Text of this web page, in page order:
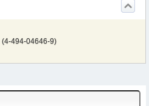
(4-494-04646-9)